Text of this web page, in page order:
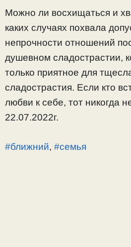
Можно ли восхищаться и
каких случаях похвала
непрочности отношений
душевном сладострастии,
только приятное для
сладострастия. Если кто
любви к себе, тот никогда
22.07.2022г.
#ближний, #семья